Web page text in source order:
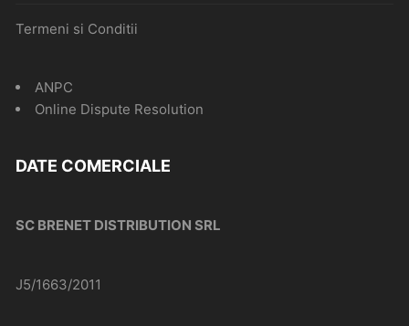
Termeni si Conditii
ANPC
Online Dispute Resolution
DATE COMERCIALE
SC BRENET DISTRIBUTION SRL
J5/1663/2011